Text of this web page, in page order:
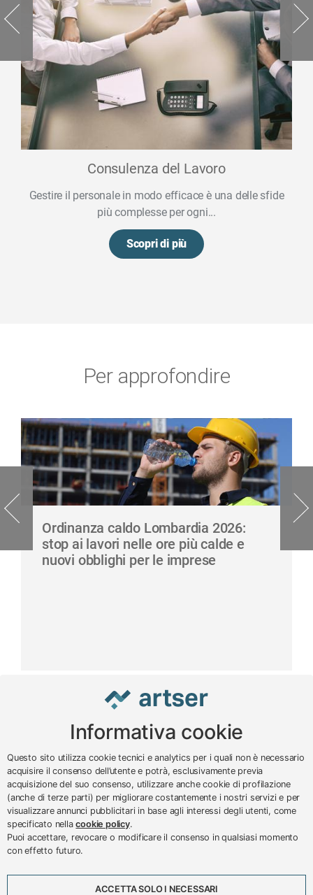
Consulenza del Lavoro
Gestire il personale in modo efficace è una delle sfide
più complesse per ogni...
Scopri di più
Per approfondire
Ordinanza caldo Lombardia 2026:
stop ai lavori nelle ore più calde e
nuovi obblighi per le imprese
© 2024 – 2026 - ARTSER SRL
ARTSER SRL - Viale Milano, 5 - Varese -
P.IVA 01878290129
Tel. 0332 256111 - Fax 0332 256200 -
VA-213777
Informativa cookie
Questo sito utilizza cookie tecnici e analytics per i quali non è necessario
acquisire il consenso dell’utente e potrà, esclusivamente previa
acquisizione del suo consenso, utilizzare anche cookie di profilazione
(anche di terze parti) per migliorare costantemente i nostri servizi e per
visualizzare annunci pubblicitari in base agli interessi degli utenti, come
specificato nellacookie policy.
Puoi accettare, revocare o modificare il consenso in qualsiasi momento
con effetto futuro.
ACCETTA SOLO I NECESSARI